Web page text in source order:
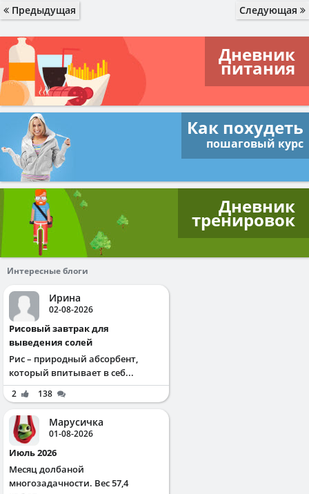
Предыдущая Следующая
Дневник
питания
Как похудеть
пошаговый курс
Дневник
тренировок
Интересные блоги
Ирина
02-08-2026
Рисовый завтрак для
выведения солей
Рис – природный абсорбент,
который впитывает в себ...
2 138
Марусичка
01-08-2026
Июль 2026
Месяц долбаной
многозадачности. Вес 57,4